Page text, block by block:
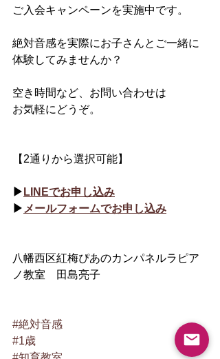
ご入会キャンペーンを実施中です。
絶対音感を実際にお子さんとご一緒に
体験してみませんか？
空き時間など、お問い合わせは
お気軽にどうぞ。
【2通りから選択可能】
▶︎ LINEでお申し込み
▶︎ メールフォームでお申し込み
八幡西区紅梅ぴあのカンパネルラピア
ノ教室　田島亮子
#絶対音感
#1歳